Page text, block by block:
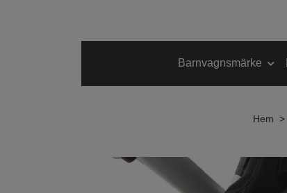
Barnvagnsmärke
Hem